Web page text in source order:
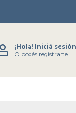
¡Hola! Iniciá sesión
O podés registrarte